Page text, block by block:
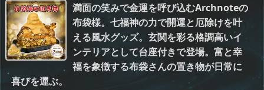
満面の笑みで金運を呼び込むArchnoteの
布袋様。七福神の力で開運と厄除けを叶
える風水グッズ。玄関を彩る格調高いイ
ンテリアとして台座付きで登場。富と幸
福を象徴する布袋さんの置き物が日常に
喜びを運ぶ。